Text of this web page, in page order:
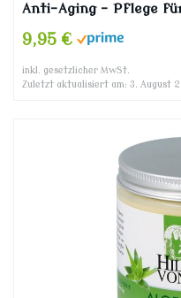
Anti-Aging – Pflege
ml
9,95 €
inkl. gesetzlicher MwSt.
Zuletzt aktualisiert am: 3. August